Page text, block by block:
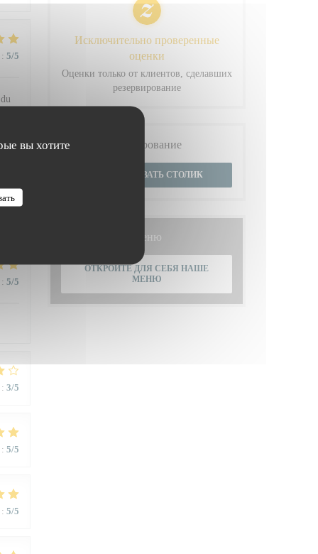
вы хотите
: 5/5
: 5/5
: 3/5
: 5/5
: 5/5
Исключительно проверенные
оценки
Оценки только от клиентов, сделавших
резервирование
Бронирование
ЗАБРОНИРОВАТЬ СТОЛИК
Меню
ОТКРОЙТЕ ДЛЯ СЕБЯ НАШЕ
МЕНЮ